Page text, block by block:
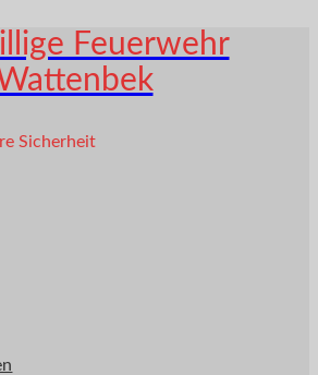
Feuerwehr
Sicherheit